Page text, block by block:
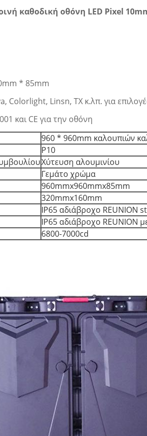
καθοδική οθόνη LED Pixel
* 85mm
Colorlight, Linsn, TX κ.λπ. για
και CE για την οθόνη
960 * 960mm καλουπιών
P10
Χύτευση αλουμινίου
Γεμάτο χρώμα
960mmx960mmx85mm
320mmx160mm
IP65 αδιάβροχο REUNION
IP65 αδιάβροχο REUNION
6800-7000cd